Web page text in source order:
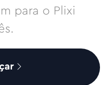
para o Plixi